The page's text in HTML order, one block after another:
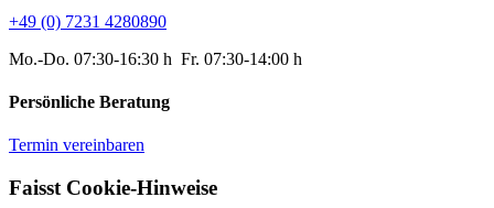
+49 (0) 7231 4280890
Mo.-Do. 07:30-16:30 h Fr. 07:30-14:00 h
Persönliche Beratung
Termin vereinbaren
Faisst Cookie-Hinweise